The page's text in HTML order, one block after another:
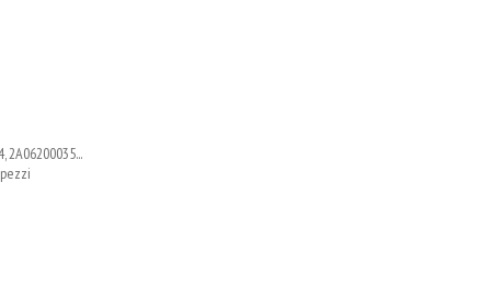
2A06200035...